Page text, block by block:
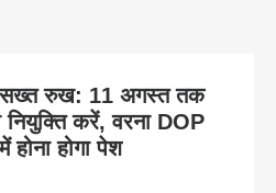
सख्त रुख: 11 अगस्त तक
नियुक्ति करें, वरना DOP
होगा पेश